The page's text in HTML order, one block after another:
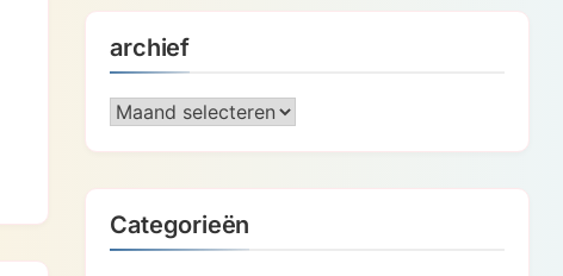
archief
archief
Categorieën